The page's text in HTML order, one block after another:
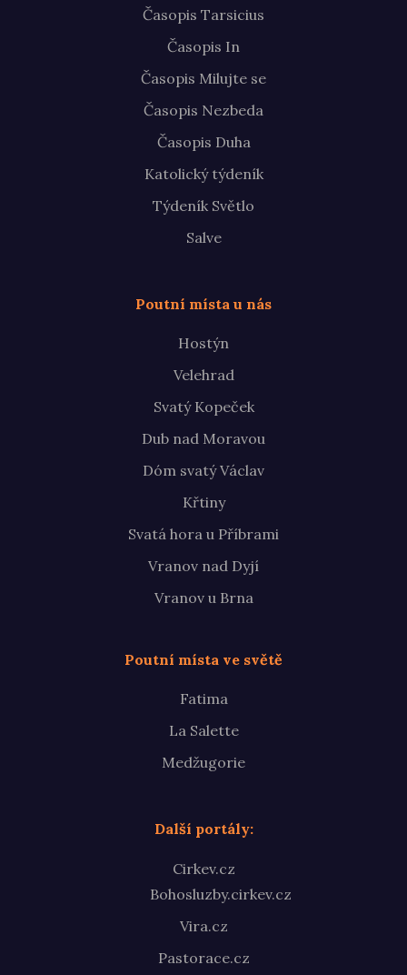
Časopis Tarsicius
Časopis In
Časopis Milujte se
Časopis Nezbeda
Časopis Duha
Katolický týdeník
Týdeník Světlo
Salve
Poutní místa u nás
Hostýn
Velehrad
Svatý Kopeček
Dub nad Moravou
Dóm svatý Václav
Křtiny
Svatá hora u Příbrami
Vranov nad Dyjí
Vranov u Brna
Poutní místa ve světě
Fatima
La Salette
Medžugorie
Další portály:
Cirkev.cz
Bohosluzby.cirkev.cz
Vira.cz
Pastorace.cz